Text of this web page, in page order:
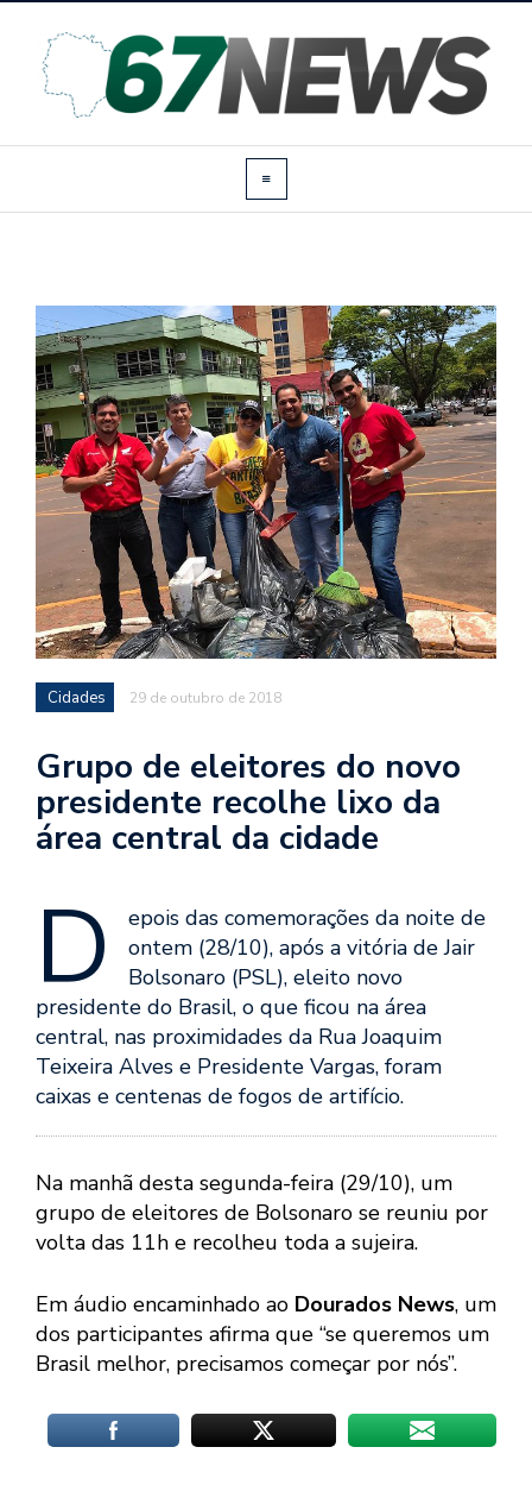
Cidades 29 de outubro de 2018
Grupo de eleitores do novo
presidente recolhe lixo da
área central da cidade
D
epois das comemorações da noite de
ontem (28/10), após a vitória de Jair
Bolsonaro (PSL), eleito novo
presidente do Brasil, o que ficou na área
central, nas proximidades da Rua Joaquim
Teixeira Alves e Presidente Vargas, foram
caixas e centenas de fogos de artifício.
Na manhã desta segunda-feira (29/10), um
grupo de eleitores de Bolsonaro se reuniu por
volta das 11h e recolheu toda a sujeira.
Em áudio encaminhado ao Dourados News, um
dos participantes afirma que “se queremos um
Brasil melhor, precisamos começar por nós”.